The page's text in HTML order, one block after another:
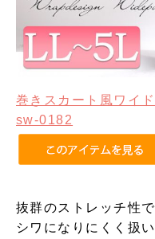
巻きスカート風ワイ
sw-0182
抜群のストレッチ性
シワになりにくく扱